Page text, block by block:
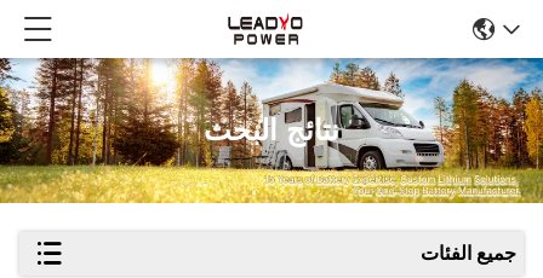
نتائج البحث
جميع الفئات